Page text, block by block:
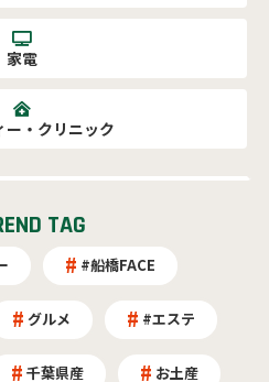
家電
ー・クリニック
TAG
#船橋FACE
グルメ #エステ
千葉県産 お土産